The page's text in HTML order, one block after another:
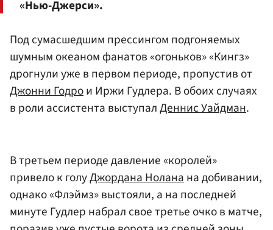
«Нью-Джерси».
Под сумасшедшим прессингом подгоняемых
шумным океаном фанатов «огоньков» «Кингз»
дрогнули уже в первом периоде, пропустив от
Джонни Годрои Иржи Гудлера. В обоих случаях
в роли ассистента выступалДеннис Уайдман.
В третьем периоде давление «королей»
привело к голуДжордана Ноланана добивании,
однако «Флэймз» выстояли, а на последней
минуте Гудлер набрал свое третье очко в матче,